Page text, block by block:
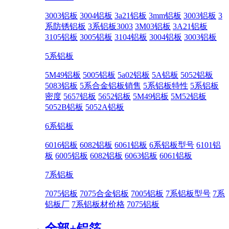
3003铝板 3004铝板 3a21铝板 3mm铝板 3003铝板 3
系防锈铝板 3系铝板3003 3M03铝板 3A21铝板
3105铝板 3005铝板 3104铝板 3004铝板 3003铝板
5系铝板
5M49铝板 5005铝板 5a02铝板 5A铝板 5052铝板
5083铝板 5系合金铝板销售 5系铝板特性 5系铝板
密度 5657铝板 5652铝板 5M49铝板 5M52铝板
5052B铝板 5052A铝板
6系铝板
6016铝板 6082铝板 6061铝板 6系铝板型号 6101铝
板 6005铝板 6082铝板 6063铝板 6061铝板
7系铝板
7075铝板 7075合金铝板 7005铝板 7系铝板型号 7系
铝板厂 7系铝板材价格 7075铝板